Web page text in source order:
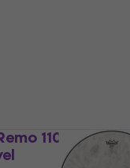
1100 M1